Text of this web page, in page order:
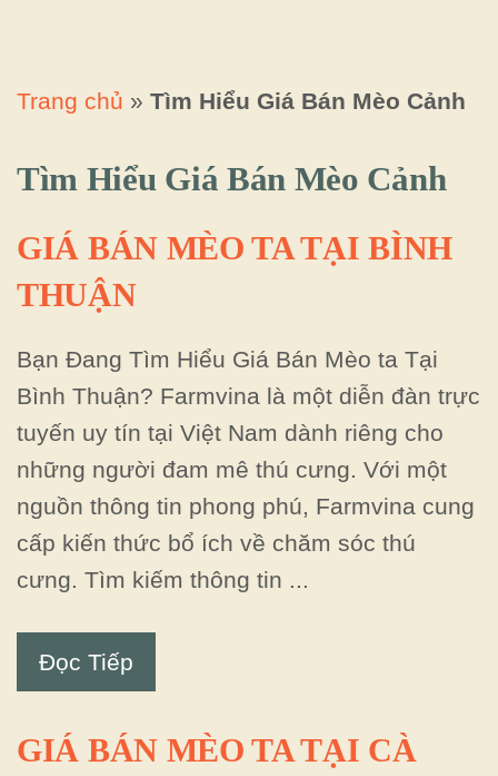
Trang chủ » Tìm Hiểu Giá Bán Mèo Cảnh
Tìm Hiểu Giá Bán Mèo Cảnh
GIÁ BÁN MÈO TA TẠI BÌNH
THUẬN
Bạn Đang Tìm Hiểu Giá Bán Mèo ta Tại
Bình Thuận? Farmvina là một diễn đàn trực
tuyến uy tín tại Việt Nam dành riêng cho
những người đam mê thú cưng. Với một
nguồn thông tin phong phú, Farmvina cung
cấp kiến thức bổ ích về chăm sóc thú
cưng. Tìm kiếm thông tin ...
Đọc Tiếp
GIÁ BÁN MÈO TA TẠI CÀ